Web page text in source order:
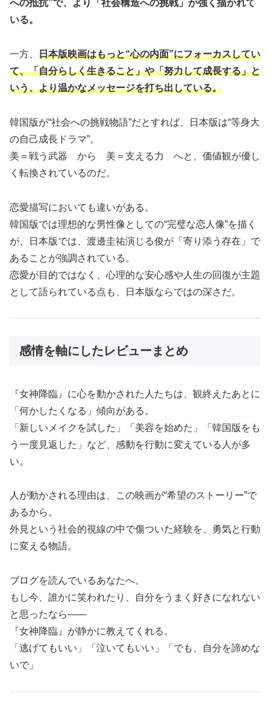
への抵抗”で、より「社会構造への挑戦」が強く描かれて
いる。
一方、 日本版映画はもっと“心の内面”にフォーカスしてい
て、「自分らしく生きること」や「努力して成長する」と
いう、より温かなメッセージを打ち出している。
韓国版が“社会への挑戦物語”だとすれば、日本版は“等身大
の自己成長ドラマ”。
美＝戦う武器 から 美＝支える力 へと、価値観が優し
く転換されているのだ。
恋愛描写においても違いがある。
韓国版では理想的な男性像としての“完璧な恋人像”を描く
が、日本版では、渡邊圭祐演じる俊が「寄り添う存在」で
あることが強調されている。
恋愛が目的ではなく、心理的な安心感や人生の回復が主題
として語られている点も、日本版ならではの深さだ。
感情を軸にしたレビューまとめ
『女神降臨』に心を動かされた人たちは、観終えたあとに
「何かしたくなる」傾向がある。
「新しいメイクを試した」「美容を始めた」「韓国版をも
う一度見返した」など、感動を行動に変えている人が多
い。
人が動かされる理由は、この映画が“希望のストーリー”で
あるから。
外見という社会的視線の中で傷ついた経験を、勇気と行動
に変える物語。
ブログを読んでいるあなたへ。
もし今、誰かに笑われたり、自分をうまく好きになれない
と思ったなら――
『女神降臨』が静かに教えてくれる。
「逃げてもいい」「泣いてもいい」「でも、自分を諦めな
いで」